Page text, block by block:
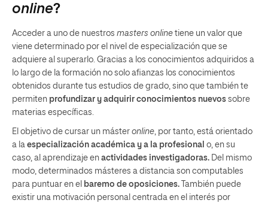
online?
Acceder a uno de nuestros masters online tiene un valor que
viene determinado por el nivel de especialización que se
adquiere al superarlo. Gracias a los conocimientos adquiridos a
lo largo de la formación no solo afianzas los conocimientos
obtenidos durante tus estudios de grado, sino que también te
permiten profundizar y adquirir conocimientos nuevos sobre
materias específicas.
El objetivo de cursar un máster online, por tanto, está orientado
a la especialización académica y a la profesional o, en su
caso, al aprendizaje en actividades investigadoras. Del mismo
modo, determinados másteres a distancia son computables
para puntuar en el baremo de oposiciones. También puede
existir una motivación personal centrada en el interés por